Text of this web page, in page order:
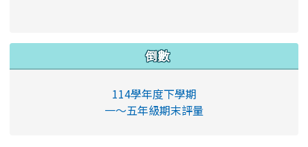
倒數
114學年度下學期
一～五年級期末評量